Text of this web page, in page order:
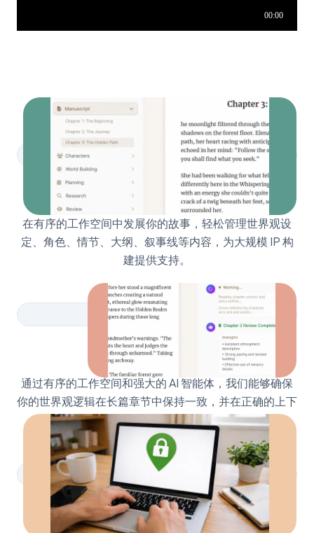
故事管理
在有序的工作空间中发展你的故事，轻松管理世界观设
定、角色、情节、大纲、叙事线等内容，为大规模 IP 构
建提供支持。
叙事一致性
通过有序的工作空间和强大的 AI 智能体，我们能够确保
你的世界观逻辑在长篇章节中保持一致，并在正确的上下
文中适配不同媒体格式。
隐私优先